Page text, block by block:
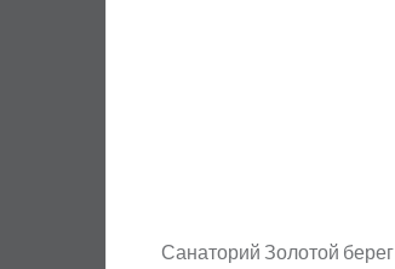
Санаторий Золотой берег